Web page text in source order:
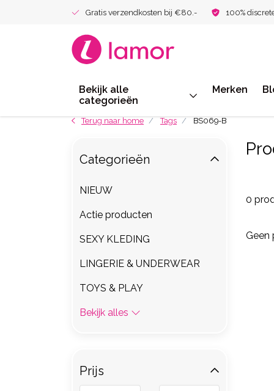
Gratis verzendkosten bij €80.- 100%
Bekijk alle
categorieën
Merken
Terug naar home Tags BS069-B
0
Geen
Categorieën
NIEUW
Actie producten
SEXY KLEDING
LINGERIE & UNDERWEAR
TOYS & PLAY
Bekijk alles
Prijs